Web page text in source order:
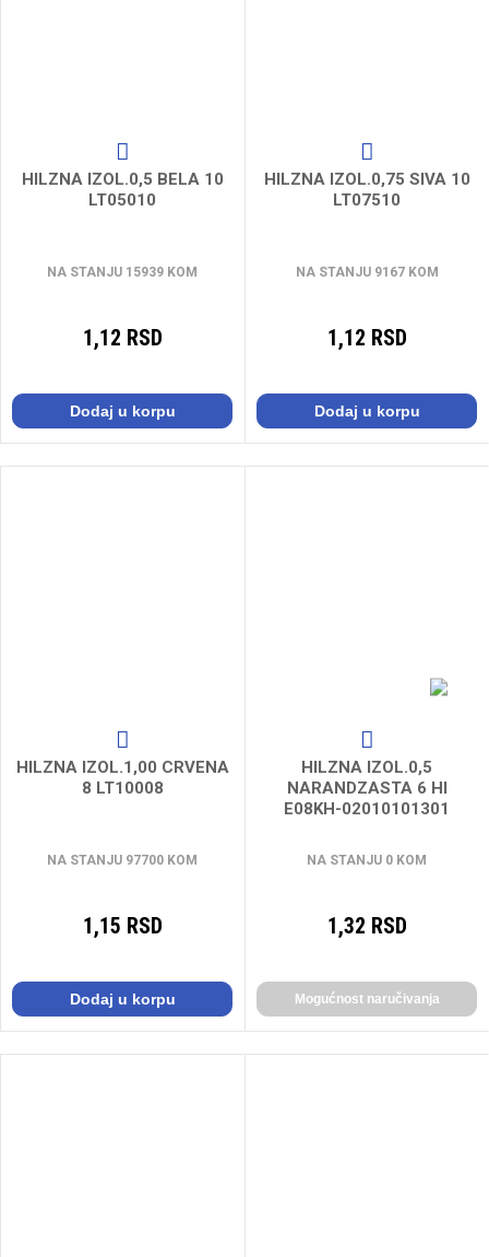
HILZNA IZOL.0,5 BELA 10
LT05010
NA STANJU 15939 KOM
1,12 RSD
Dodaj u korpu
HILZNA IZOL.0,75 SIVA 10
LT07510
NA STANJU 9167 KOM
1,12 RSD
Dodaj u korpu
HILZNA IZOL.1,00 CRVENA
8 LT10008
NA STANJU 97700 KOM
1,15 RSD
Dodaj u korpu
HILZNA IZOL.0,5
NARANDZASTA 6 HI
E08KH-02010101301
NA STANJU 0 KOM
1,32 RSD
Mogućnost naručivanja